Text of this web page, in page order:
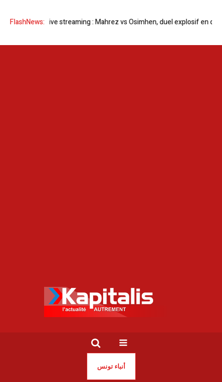
FlashNews:
streaming : Mahrez vs Osimhen, duel explosif en quart de finale de
أنباء تونس